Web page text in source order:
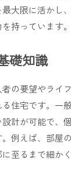
大限に活かし
持っています。
礎知識
の要望やライ
る住宅です。一
計が可能で、
例えば、部屋
至るまで細か